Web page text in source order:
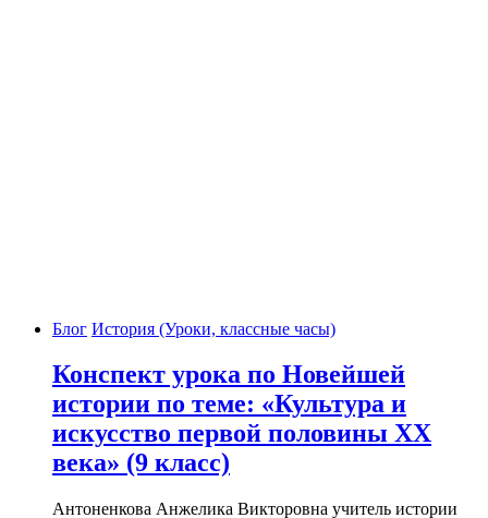
Блог История (Уроки, классные часы)
Конспект урока по Новейшей
истории по теме: «Культура и
искусство первой половины XX
века» (9 класс)
Антоненкова Анжелика Викторовна учитель истории